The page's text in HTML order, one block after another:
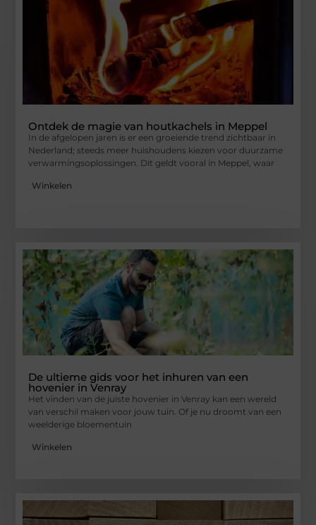
Ontdek de magie van houtkachels in Meppel
In de afgelopen jaren is er een groeiende trend zichtbaar in
Nederland; steeds meer huishoudens kiezen voor duurzame
verwarmingsoplossingen. Dit geldt vooral in Meppel, waar
Winkelen
De ultieme gids voor het inhuren van een
hovenier in Venray
Het vinden van de juiste hovenier in Venray kan een wereld
van verschil maken voor jouw tuin. Of je nu droomt van een
weelderige bloementuin
Winkelen